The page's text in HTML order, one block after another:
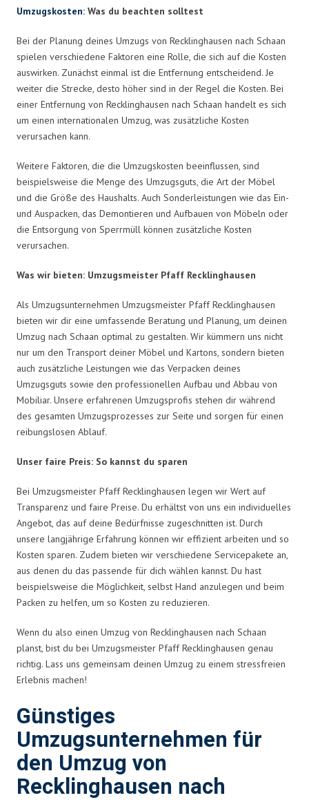
Umzugskosten: Was du beachten solltest
Bei der Planung deines Umzugs von Recklinghausen nach Schaan
spielen verschiedene Faktoren eine Rolle, die sich auf die Kosten
auswirken. Zunächst einmal ist die Entfernung entscheidend. Je
weiter die Strecke, desto höher sind in der Regel die Kosten. Bei
einer Entfernung von Recklinghausen nach Schaan handelt es sich
um einen internationalen Umzug, was zusätzliche Kosten
verursachen kann.
Weitere Faktoren, die die Umzugskosten beeinflussen, sind
beispielsweise die Menge des Umzugsguts, die Art der Möbel
und die Größe des Haushalts. Auch Sonderleistungen wie das Ein-
und Auspacken, das Demontieren und Aufbauen von Möbeln oder
die Entsorgung von Sperrmüll können zusätzliche Kosten
verursachen.
Was wir bieten: Umzugsmeister Pfaff Recklinghausen
Als Umzugsunternehmen Umzugsmeister Pfaff Recklinghausen
bieten wir dir eine umfassende Beratung und Planung, um deinen
Umzug nach Schaan optimal zu gestalten. Wir kümmern uns nicht
nur um den Transport deiner Möbel und Kartons, sondern bieten
auch zusätzliche Leistungen wie das Verpacken deines
Umzugsguts sowie den professionellen Aufbau und Abbau von
Mobiliar. Unsere erfahrenen Umzugsprofis stehen dir während
des gesamten Umzugsprozesses zur Seite und sorgen für einen
reibungslosen Ablauf.
Unser faire Preis: So kannst du sparen
Bei Umzugsmeister Pfaff Recklinghausen legen wir Wert auf
Transparenz und faire Preise. Du erhältst von uns ein individuelles
Angebot, das auf deine Bedürfnisse zugeschnitten ist. Durch
unsere langjährige Erfahrung können wir effizient arbeiten und so
Kosten sparen. Zudem bieten wir verschiedene Servicepakete an,
aus denen du das passende für dich wählen kannst. Du hast
beispielsweise die Möglichkeit, selbst Hand anzulegen und beim
Packen zu helfen, um so Kosten zu reduzieren.
Wenn du also einen Umzug von Recklinghausen nach Schaan
planst, bist du bei Umzugsmeister Pfaff Recklinghausen genau
richtig. Lass uns gemeinsam deinen Umzug zu einem stressfreien
Erlebnis machen!
Günstiges
Umzugsunternehmen für
den Umzug von
Recklinghausen nach